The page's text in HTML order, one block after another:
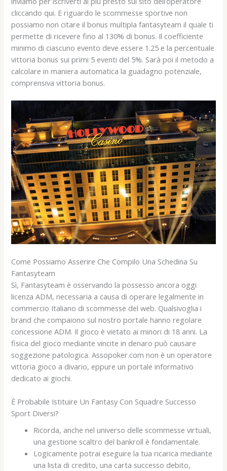
cliccando qui. E riguardo le scommesse sportive non
possiamo non citare il bonus multipla fantasyteam il quale ti
permette di ricevere fino al 130% di bonus. Il coefficiente
minimo di ciascuno evento deve essere 1.25 e la percentuale
vittoria bonus sui primi 5 eventi del 5%. Sarà poi il metodo a
calcolare in maniera automatica la guadagno potenziale,
comprensiva vittoria bonus.
Come Possiamo Asserire Che Compilo Una Schedina Su
Fantasyteam
Sì, Fantasyteam è osservando la possesso ancora oggi
licenza ADM, necessaria a causa di operare legalmente in
commercio Italiano di scommesse del web. Qualsivoglia i
brand che compaiono sul nostro portale hanno regolare
concessione ADM. Il gioco è vietato ai minori di 18 anni. La
fisica del gioco mediante vincite in denaro può causare
soggezione patologica. Assopoker.com non è un operatore
vittoria gioco a divario, eppure un portale informativo
dedicato ai giochi.
È Probabile Istituire Un Fantasy Con Squadre Successo
Sport Diversi?
Ricorda, anche nel universo delle scommesse virtuali,
una gestione scaltro del bankroll è fondamentale.
Logicamente potrai eseguire la tua ricarica mediante
una lista di credito, una carta successo debito,